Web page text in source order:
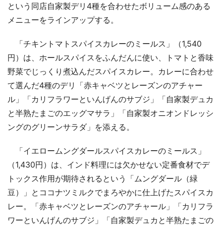
という同店自家製デリ4種を合わせたボリューム感のある
メニューをラインアップする。
「チキントマトスパイスカレーのミールス」（1,540
円）は、ホールスパイスをふんだんに使い、トマトと香味
野菜でじっくり煮込んだスパイスカレー。カレーに合わせ
て選んだ4種のデリ「赤キャベツとレーズンのアチャー
ル」「カリフラワーといんげんのサブジ」「自家製デュカ
と半熟たまごのエッグマサラ」「自家製オニオンドレッシ
ングのグリーンサラダ」を添える。
「イエロームングダールスパイスカレーのミールス」
（1,430円）は、インド料理には欠かせない定番食材でデ
トックス作用が期待されるという「ムングダール（緑
豆）」とココナツミルクでまろやかに仕上げたスパイスカ
レー。「赤キャベツとレーズンのアチャール」「カリフラ
ワーといんげんのサブジ」「自家製デュカと半熟たまごの